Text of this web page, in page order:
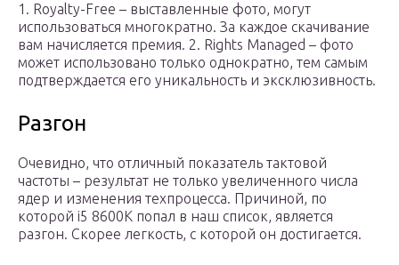
1. Royalty-Free – выставленные фото, могут
использоваться многократно. За каждое скачивание
вам начисляется премия. 2. Rights Managed – фото
может использовано только однократно, тем самым
подтверждается его уникальность и эксклюзивность.
Разгон
Очевидно, что отличный показатель тактовой
частоты – результат не только увеличенного числа
ядер и изменения техпроцесса. Причиной, по
которой i5 8600K попал в наш список, является
разгон. Скорее легкость, с которой он достигается.